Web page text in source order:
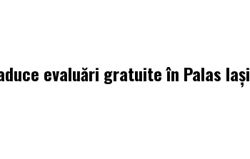
evaluări gratuite în Palas Iași